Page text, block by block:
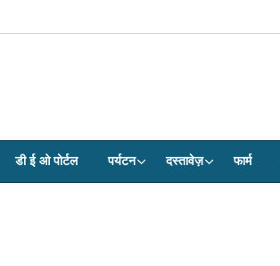
डी ई ओ पोर्टल पर्यटन दस्तावेज़ फार्म